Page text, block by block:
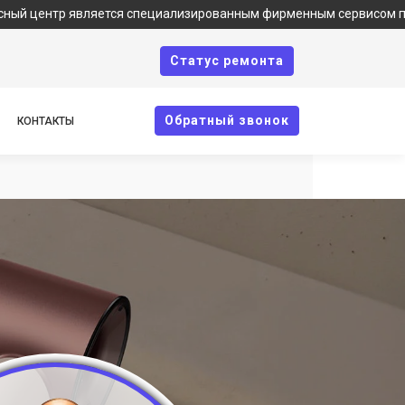
специализированным фирменным сервисом по ремонту
Cтатус ремонта
КОНТАКТЫ Oбратный звонок